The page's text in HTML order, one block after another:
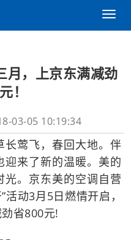
Toggle
月，上京东满减劲
！
03-05 10:19:34
长莺飞，春回大地。伴
来了新的温暖。美的
。京东美的空调自营
动3月5日燃情开启，
省800元!